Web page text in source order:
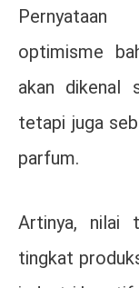
optimisme
akan dikenal
tetapi juga
parfum.
Artinya, nilai
tingkat